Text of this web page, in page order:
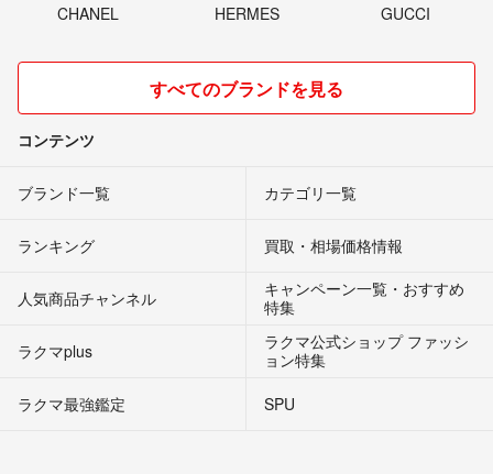
CHANEL HERMES GUCCI
すべてのブランドを見る
コンテンツ
ブランド一覧 カテゴリ一覧
ランキング 買取・相場価格情報
人気商品チャンネル
キャンペーン一覧・おすすめ
特集
ラクマplus
ラクマ公式ショップ ファッシ
ョン特集
ラクマ最強鑑定
SPU